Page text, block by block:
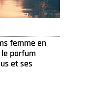
femme en
le parfum
et ses